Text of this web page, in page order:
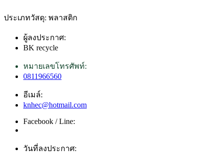
ประเภทวัสดุ: พลาสติก
ผู้ลงประกาศ:
BK recycle
หมายเลขโทรศัพท์:
0811966560
อีเมล์:
knhec@hotmail.com
Facebook / Line:
วันที่ลงประกาศ: